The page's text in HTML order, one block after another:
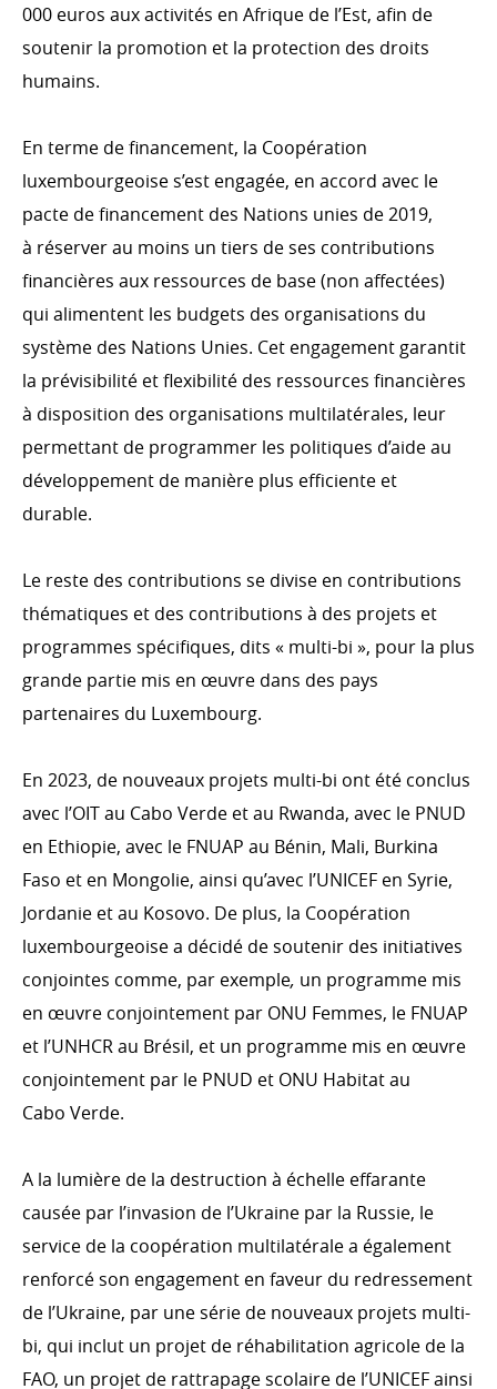
000 euros aux activités en Afrique de l’Est, afin de
soutenir la promotion et la protection des droits
humains.
En terme de financement, la Coopération
luxembourgeoise s’est engagée, en accord avec le
pacte de financement des Nations unies de 2019,
à réserver au moins un tiers de ses contributions
financières aux ressources de base (non affectées)
qui alimentent les budgets des organisations du
système des Nations Unies. Cet engagement garantit
la prévisibilité et flexibilité des ressources financières
à disposition des organisations multilatérales, leur
permettant de programmer les politiques d’aide au
développement de manière plus efficiente et
durable.
Le reste des contributions se divise en contributions
thématiques et des contributions à des projets et
programmes spécifiques, dits « multi-bi », pour la plus
grande partie mis en œuvre dans des pays
partenaires du Luxembourg.
En 2023, de nouveaux projets multi-bi ont été conclus
avec l’OIT au Cabo Verde et au Rwanda, avec le PNUD
en Ethiopie, avec le FNUAP au Bénin, Mali, Burkina
Faso et en Mongolie, ainsi qu’avec l’UNICEF en Syrie,
Jordanie et au Kosovo. De plus, la Coopération
luxembourgeoise a décidé de soutenir des initiatives
conjointes comme, par exemple, un programme mis
en œuvre conjointement par ONU Femmes, le FNUAP
et l’UNHCR au Brésil, et un programme mis en œuvre
conjointement par le PNUD et ONU Habitat au
Cabo Verde.
A la lumière de la destruction à échelle effarante
causée par l’invasion de l’Ukraine par la Russie, le
service de la coopération multilatérale a également
renforcé son engagement en faveur du redressement
de l’Ukraine, par une série de nouveaux projets multi-
bi, qui inclut un projet de réhabilitation agricole de la
FAO, un projet de rattrapage scolaire de l’UNICEF ainsi